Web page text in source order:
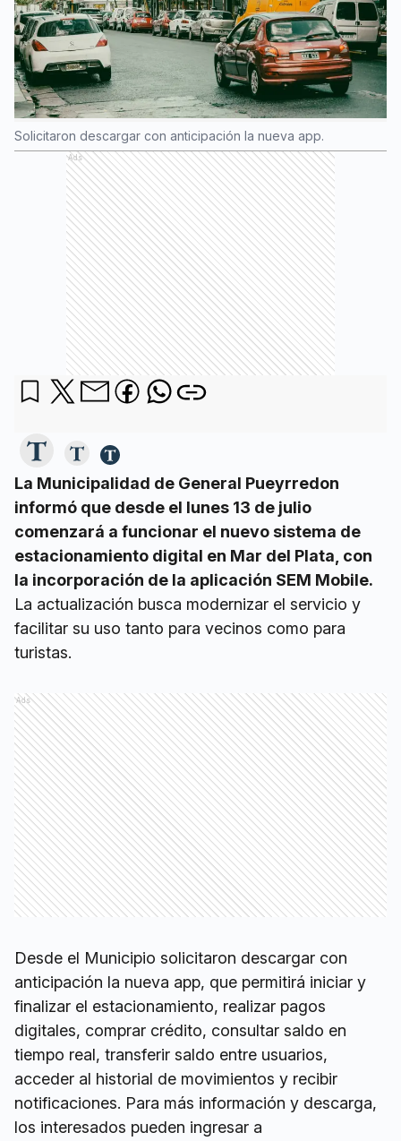
Solicitaron descargar con anticipación la nueva app.
Ads
La Municipalidad de General Pueyrredon
informó que desde el lunes 13 de julio
comenzará a funcionar el nuevo sistema de
estacionamiento digital en Mar del Plata, con
la incorporación de la aplicación SEM Mobile.
La actualización busca modernizar el servicio y
facilitar su uso tanto para vecinos como para
turistas.
Ads
Desde el Municipio solicitaron descargar con
anticipación la nueva app, que permitirá iniciar y
finalizar el estacionamiento, realizar pagos
digitales, comprar crédito, consultar saldo en
tiempo real, transferir saldo entre usuarios,
acceder al historial de movimientos y recibir
notificaciones. Para más información y descarga,
los interesados pueden ingresar a